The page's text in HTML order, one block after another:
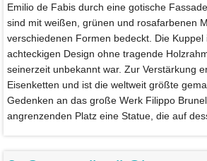
Emilio de Fabis durch eine gotische
sind mit weißen, grünen und rosafarbenen
verschiedenen Formen bedeckt. Die Kuppel
achteckigen Design ohne tragende
seinerzeit unbekannt war. Zur Verstärkung
Eisenketten und ist die weltweit größte
Gedenken an das große Werk Filippo
angrenzenden Platz eine Statue, die auf